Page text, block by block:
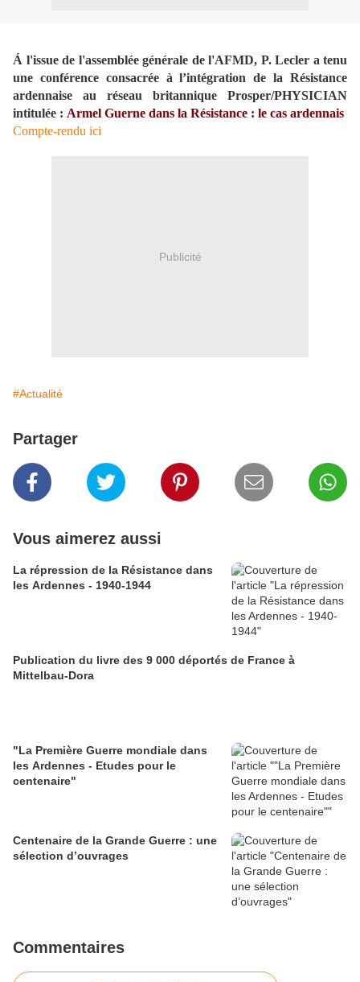
Á l'issue de l'assemblée générale de l'AFMD, P. Lecler a tenu
une conférence consacrée à l’intégration de la Résistance
ardennaise au réseau britannique Prosper/PHYSICIAN
intitulée : Armel Guerne dans la Résistance : le cas ardennais
Compte-rendu ici
Publicité
#Actualité
Partager
Vous aimerez aussi
La répression de la Résistance dans
les Ardennes - 1940-1944
Publication du livre des 9 000 déportés de France à
Mittelbau-Dora
"La Première Guerre mondiale dans
les Ardennes - Etudes pour le
centenaire"
Centenaire de la Grande Guerre : une
sélection d’ouvrages
Commentaires